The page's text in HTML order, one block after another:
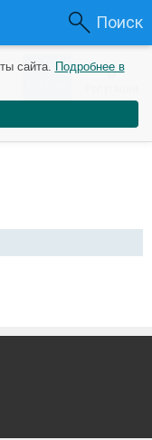
Поиск
2 0
сайта. Подробнее в